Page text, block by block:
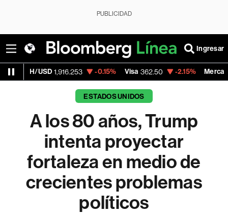
PUBLICIDAD
Ingresar
1,916.253 -0.15% Visa 362.50 -2.15% MercadoLibre
ESTADOS UNIDOS
A los 80 años, Trump
intenta proyectar
fortaleza en medio de
crecientes problemas
políticos